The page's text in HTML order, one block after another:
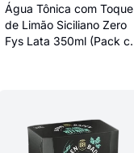
Água Tônica com Toque
de Limão Siciliano Zero
Fys Lata 350ml (Pack c/